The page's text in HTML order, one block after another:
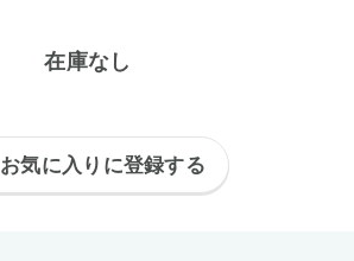
在庫なし
お気に入りに登録する